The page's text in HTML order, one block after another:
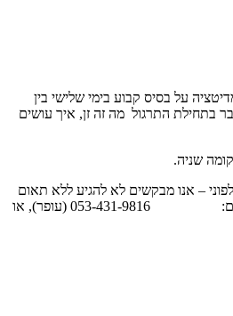
על בסיס קבוע בימי שלישי בין
מוסבר בתחילת התרגול מה זה זן, איך עושים
– אנו מבקשים לא להגיע ללא תאום
מראש. לשאלות ופרטים נוספים: 053-431-9816 (עופר), או